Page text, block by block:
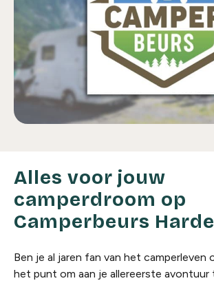
Alles voor jouw
camperdroom op
Camperbeurs
Ben je al jaren fan van het
het punt om aan je allereerste avontuur